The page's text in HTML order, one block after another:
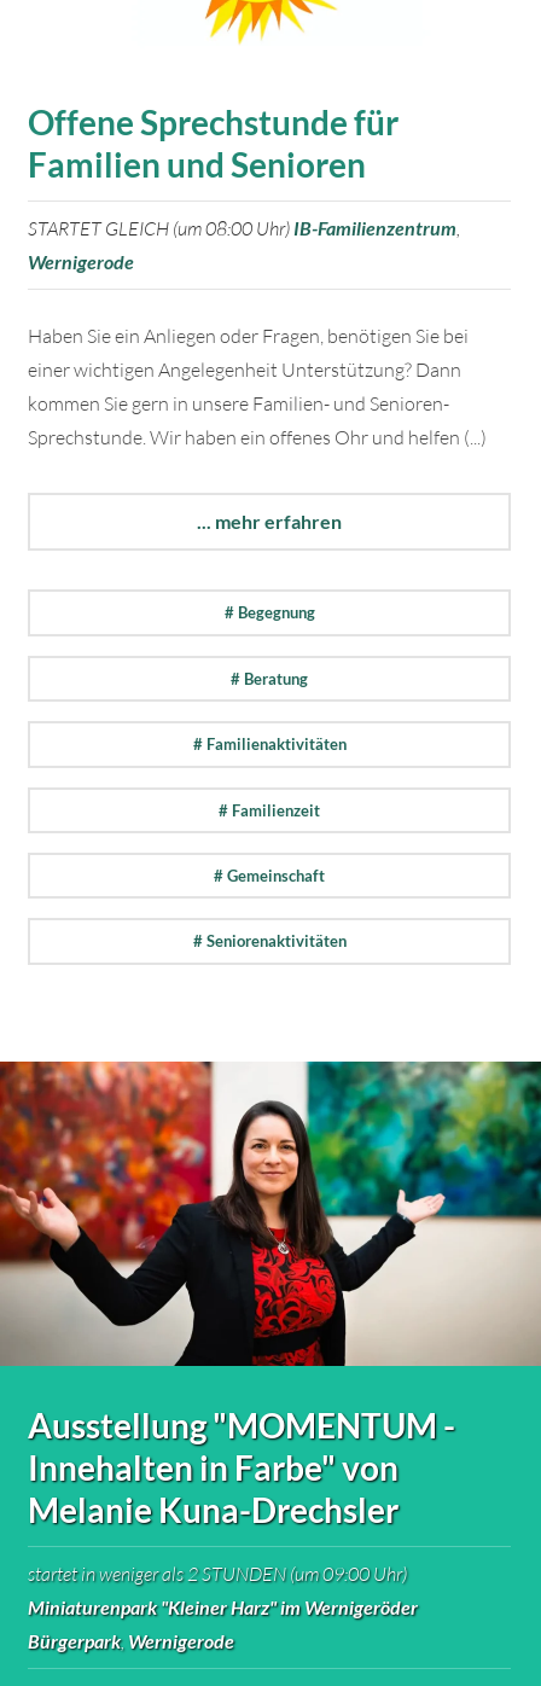
Offene Sprechstunde für
Familien und Senioren
STARTET GLEICH (um 08:00 Uhr) IB-Familienzentrum,
Wernigerode
Haben Sie ein Anliegen oder Fragen, benötigen Sie bei
einer wichtigen Angelegenheit Unterstützung? Dann
kommen Sie gern in unsere Familien- und Senioren-
Sprechstunde. Wir haben ein offenes Ohr und helfen (...)
... mehr erfahren
# Begegnung
# Beratung
# Familienaktivitäten
# Familienzeit
# Gemeinschaft
# Seniorenaktivitäten
Ausstellung "MOMENTUM -
Innehalten in Farbe" von
Melanie Kuna-Drechsler
startet in weniger als 2 STUNDEN (um 09:00 Uhr)
Miniaturenpark "Kleiner Harz" im Wernigeröder
Bürgerpark, Wernigerode